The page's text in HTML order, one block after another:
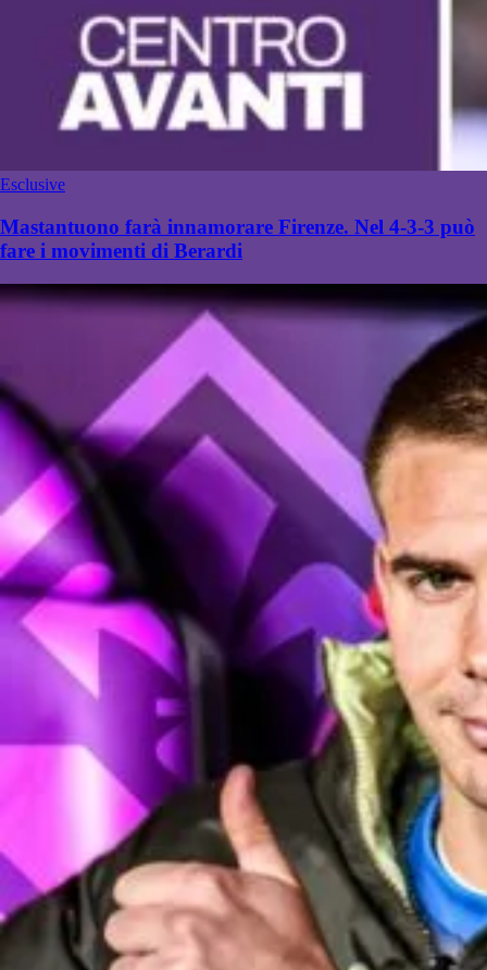
Esclusive
Mastantuono farà innamorare Firenze. Nel 4-3-3 può
fare i movimenti di Berardi